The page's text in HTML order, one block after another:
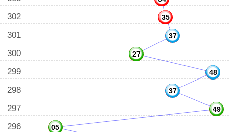
302 35
301 37
300 27
299 48
298 37
297 49
296 05